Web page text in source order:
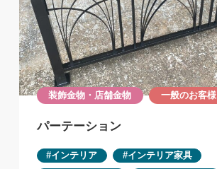
装飾金物・店舗金物 一般のお客様
パーテーション
インテリア
インテリア家具